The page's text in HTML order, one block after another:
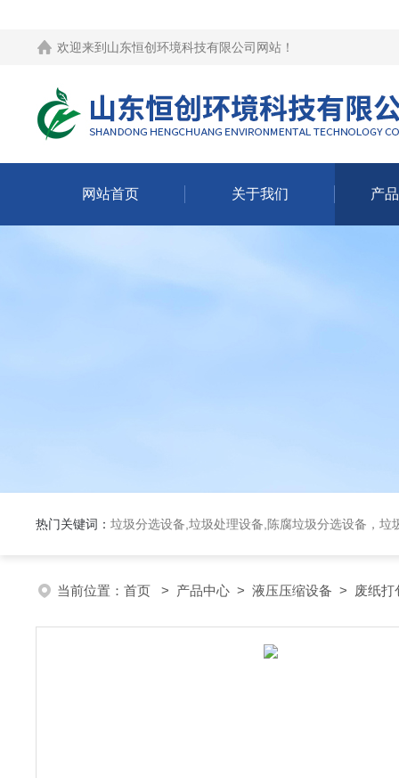
欢迎来到 山东恒创环境科技有限公司网站 ！
网站首页 关于我们 产
热门关键词： 垃圾分选设备,垃圾处理设备,陈腐垃圾分选设备，垃
当前位置： 首页 > 产品中心 > 液压压缩设备 > 废纸打